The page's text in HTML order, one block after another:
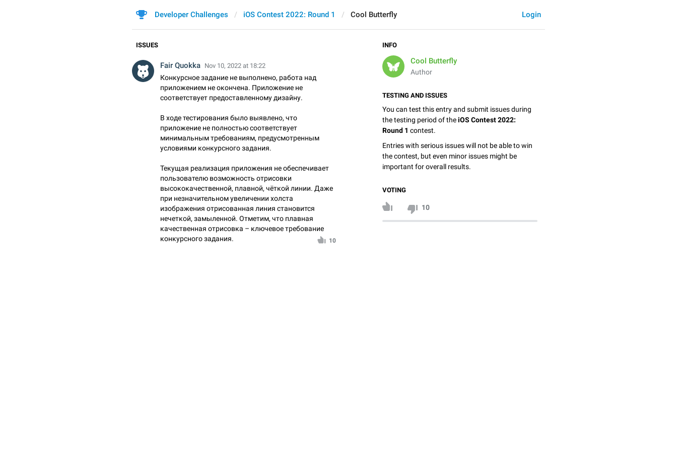
Login
Developer Challenges iOS Contest 2022: Round 1 Cool Butterfly
INFO
Cool Butterfly
Author
TESTING AND ISSUES
You can test this entry and submit issues during
the testing period of theiOS Contest 2022:
Round 1 contest.
Entries with serious issues will not be able to win
the contest, but even minor issues might be
important for overall results.
VOTING
10
ISSUES
Fair Quokka Nov 10, 2022 at 18:22
Конкурсное задание не выполнено, работа над
приложением не окончена. Приложение не
соответствует предоставленному дизайну.
В ходе тестирования было выявлено, что
приложение не полностью соответствует
минимальным требованиям, предусмотренным
условиями конкурсного задания.
Текущая реализация приложения не обеспечивает
пользователю возможность отрисовки
высококачественной, плавной, чёткой линии. Даже
при незначительном увеличении холста
изображения отрисованная линия становится
нечеткой, замыленной. Отметим, что плавная
качественная отрисовка – ключевое требование
конкурсного задания.
10